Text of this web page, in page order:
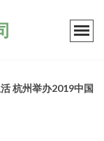
杭州举办2019中国